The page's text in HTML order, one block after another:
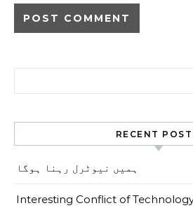
RECENT
ہمیں نیوٹرل رہنا ہوگا
Interesting Conflict of